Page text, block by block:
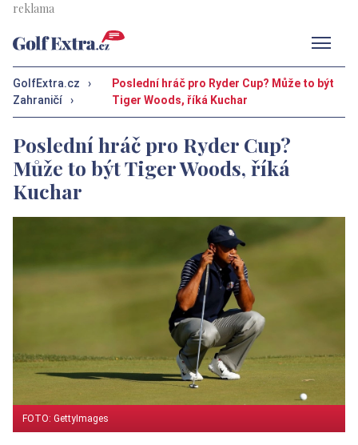
GolfExtra.cz
›
Zahraničí
›
Poslední hráč pro Ryder Cup? Může to být
Tiger Woods, říká Kuchar
Poslední hráč pro Ryder Cup?
Může to být Tiger Woods, říká
Kuchar
FOTO: GettyImages